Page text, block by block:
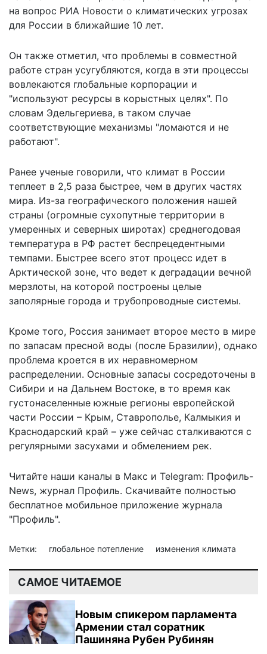
на вопрос РИА Новости о климатических угрозах
для России в ближайшие 10 лет.
Он также отметил, что проблемы в совместной
работе стран усугубляются, когда в эти процессы
вовлекаются глобальные корпорации и
"используют ресурсы в корыстных целях". По
словам Эдельгериева, в таком случае
соответствующие механизмы "ломаются и не
работают".
Ранее ученые говорили, что климат в России
теплеет в 2,5 раза быстрее, чем в других частях
мира. Из-за географического положения нашей
страны (огромные сухопутные территории в
умеренных и северных широтах) среднегодовая
температура в РФ растет беспрецедентными
темпами. Быстрее всего этот процесс идет в
Арктической зоне, что ведет к деградации вечной
мерзлоты, на которой построены целые
заполярные города и трубопроводные системы.
Кроме того, Россия занимает второе место в мире
по запасам пресной воды (после Бразилии), однако
проблема кроется в их неравномерном
распределении. Основные запасы сосредоточены в
Сибири и на Дальнем Востоке, в то время как
густонаселенные южные регионы европейской
части России – Крым, Ставрополье, Калмыкия и
Краснодарский край – уже сейчас сталкиваются с
регулярными засухами и обмелением рек.
Читайте наши каналы в Макс и Telegram: Профиль-
News, журнал Профиль. Скачивайте полностью
бесплатное мобильное приложение журнала
"Профиль".
Метки: глобальное потепление изменения климата
САМОЕ ЧИТАЕМОЕ
Новым спикером парламента
Армении стал соратник
Пашиняна Рубен Рубинян